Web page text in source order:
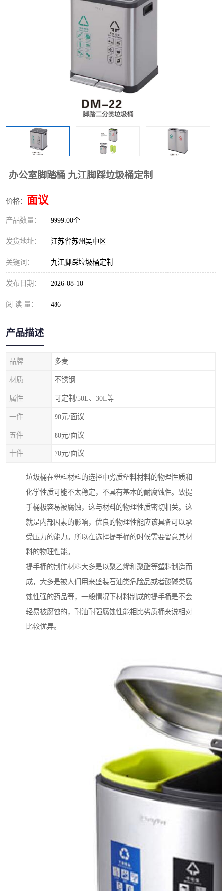
办公室脚踏桶 九江脚踩垃圾桶定制
价格： 面议
产品数量： 9999.00个
发货地址： 江苏省苏州吴中区
关键词： 九江脚踩垃圾桶定制
发布日期： 2026-08-10
阅 读 量： 486
产品描述
品牌 多麦
材质 不锈钢
属性 可定制/50L、30L等
一件 90元/面议
五件 80元/面议
十件 70元/面议
垃圾桶在塑料材料的选择中劣质塑料材料的物理性质和
化学性质可能不太稳定，不具有基本的耐腐蚀性。致提
手桶极容易被腐蚀，这与材料的物理性质密切相关。这
就是内部因素的影响，优良的物理性能应该具备可以承
受压力的能力。所以在选择提手桶的时候需要留意其材
料的物理性能。
提手桶的制作材料大多是以聚乙烯和聚酯等塑料制造而
成，大多是被人们用来盛装石油类危险品或者酸碱类腐
蚀性强的药品等，一般情况下材料制成的提手桶是不会
轻易被腐蚀的，耐油耐强腐蚀性能相比劣质桶来说相对
比较优异。